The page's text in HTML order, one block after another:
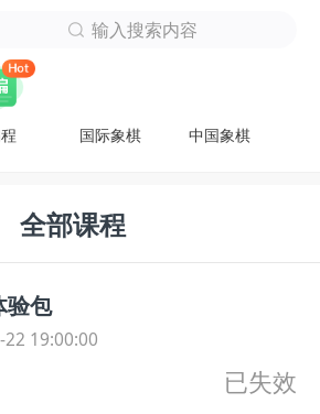
输入搜索内容
国际象棋 中国象棋
全部课程
验包
19:00:00
已失效